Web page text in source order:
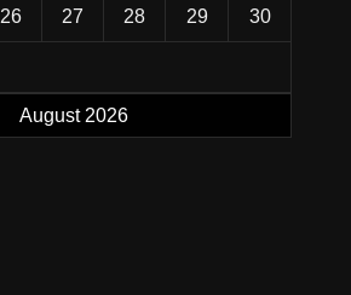
August 2026
26 27 28 29 30